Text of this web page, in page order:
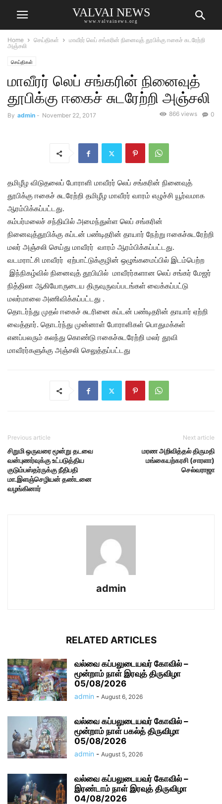
VALVAI NEWS
www.valvainews.org
Home செய்திகள்
மாவீரர் லெப் சங்கரின் நினைவுத் தூபிக்கு ஈகைச் சுடரேற்றி
அஞ்சலி
செய்திகள்
மாவீரர் லெப் சங்கரின் நினைவுத்
தூபிக்கு ஈகைச் சுடரேற்றி அஞ்சலி
By admin - November 22, 2017 0
866 views
தமிழீழ விடுதலைப் போராளி மாவீரர் லெப் சங்கரின் நினைவுத்
தூபிக்கு ஈகைச் சுடரேற்றி தமிழீழ மாவீரர் வாரம் எழுச்சி யூர்வமாக
ஆரம்பிக்கப்பட்டது.
கம்பர்மலைச் சந்தியில் அமைந்துள்ள லெப் சங்கரின்
நினைவுத்தூபிக்கு கப்டன் பண்டிதரின் தாயார் நேற்று ஈகைச்சுடரேற்றி
மலர் அஞ்சலி செய்து மாவீரர் வாரம் ஆரம்பிக்கப்பட்டது.
வடமராட்சி மாவீரர் ஏற்பாட்டுக்குழின் ஒழுங்கமைப்பில் இடம்பெற்ற
இந்நிகழ்வில் நினைவுத் தூபியில் மாவீரர்களான லெப் சங்கர் மேஜர்
நித்திலா ஆகியோருடைய திருவுருவப்படங்கள் வைக்கப்பட்டு
மலர்மாலை அணிவிக்கப்பட்டது .
தொடர்ந்து முதல் ஈகைச் சுடரினை கப்டன் பண்டிதரின் தாயார் ஏற்றி
வைத்தார். தொடர்ந்து முன்னாள் போராளிகள் பொதுமக்கள்
எனப்பலரும் கலந்து கொண்டு ஈகைச்சுடரேற்றி மலர் தூவி
மாவீரர்களுக்கு அஞ்சலி செலுத்தப்பட்டது
Previous article
சிறுமி ஒருவரை மூன்று தடவை
வன்புணர்வுக்கு உட்படுத்திய
குடும்பஸ்தர்ருக்கு நீதிபதி
மா.இளஞ்செழியன் தண்டனை
வழங்கினார்
Next article
மரண அறிவித்தல் திருமதி
மங்கையற்கரசி (சாரளா)
செல்வராஜா
admin
RELATED ARTICLES
வல்வை கப்பலுடையவர் கோவில் –
மூன்றாம் நாள் இரவுத் திருவிழா
05/08/2026
admin - August 6, 2026
வல்வை கப்பலுடையவர் கோவில் –
மூன்றாம் நாள் பகல்த் திருவிழா
05/08/2026
admin - August 5, 2026
வல்வை கப்பலுடையவர் கோவில் –
இரண்டாம் நாள் இரவுத் திருவிழா
04/08/2026